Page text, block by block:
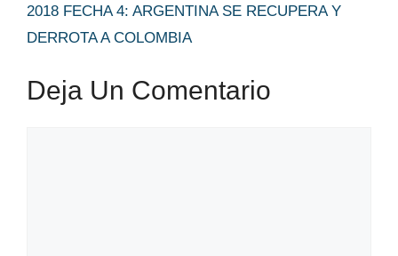
2018 FECHA 4: ARGENTINA SE RECUPERA Y
DERROTA A COLOMBIA
Deja Un Comentario